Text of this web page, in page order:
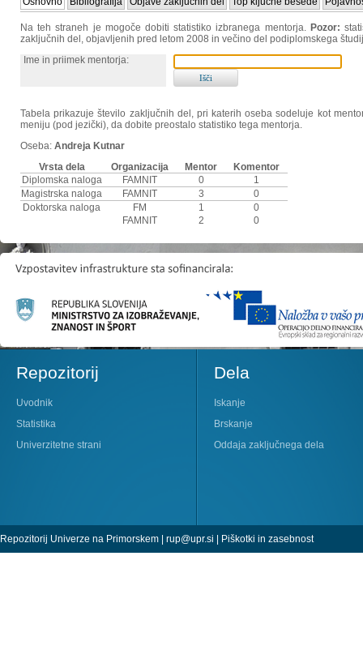
Na teh straneh je mogoče dobiti statistiko izbranega mentorja. Pozor:
zaključnih del, objavljenih pred letom 2008 in večino del podiplomskega
Ime in priimek mentorja:
Tabela prikazuje število zaključnih del, pri katerih oseba sodeluje kot
meniju (pod jezički), da dobite preostalo statistiko tega mentorja.
Oseba: Andreja Kutnar
Vrsta dela
Organizacija Mentor
Komentor
Diplomska naloga
FAMNIT 0
1
Magistrska naloga
FAMNIT 3
0
Doktorska naloga
FM 1
0
FAMNIT
2 0
Repozitorij
Uvodnik
Statistika
Univerzitetne strani
Dela
Iskanje
Brskanje
Oddaja zaključnega dela
Repozitorij Univerze na Primorskem | rup@upr.si | Piškotki in zasebnost